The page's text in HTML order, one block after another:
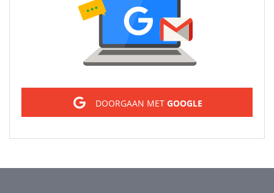
DOORGAAN MET GOOGLE